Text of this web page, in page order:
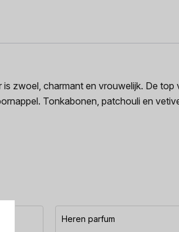
zwoel, charmant en vrouwelijk. De top
Tonkabonen, patchouli en
Heren parfum